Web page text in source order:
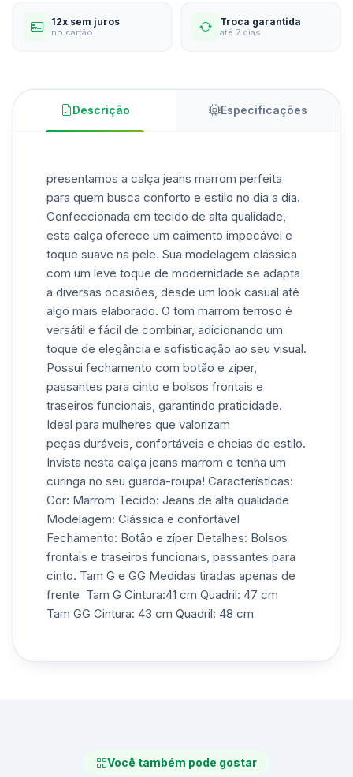
12x sem juros
no cartão
Troca garantida
até 7 dias
Descrição Especificações
presentamos a calça jeans marrom perfeita
para quem busca conforto e estilo no dia a dia.
Confeccionada em tecido de alta qualidade,
esta calça oferece um caimento impecável e
toque suave na pele. Sua modelagem clássica
com um leve toque de modernidade se adapta
a diversas ocasiões, desde um look casual até
algo mais elaborado. O tom marrom terroso é
versátil e fácil de combinar, adicionando um
toque de elegância e sofisticação ao seu visual.
Possui fechamento com botão e zíper,
passantes para cinto e bolsos frontais e
traseiros funcionais, garantindo praticidade.
Ideal para mulheres que valorizam
peças duráveis, confortáveis e cheias de estilo.
Invista nesta calça jeans marrom e tenha um
curinga no seu guarda-roupa! Características:
Cor: Marrom Tecido: Jeans de alta qualidade
Modelagem: Clássica e confortável
Fechamento: Botão e zíper Detalhes: Bolsos
frontais e traseiros funcionais, passantes para
cinto. Tam G e GG Medidas tiradas apenas de
frente Tam G Cintura:41 cm Quadril: 47 cm
Tam GG Cintura: 43 cm Quadril: 48 cm
Você também pode gostar